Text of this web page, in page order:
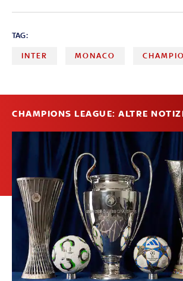
TAG:
INTER MONACO
CHAMPIONS LEAGUE: ALTRE